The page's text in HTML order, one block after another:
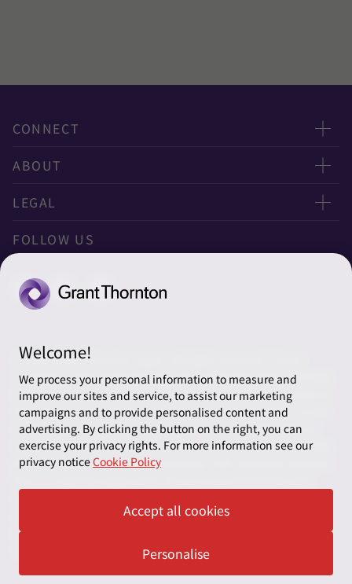
CONNECT
お問い合わせ
ニュースレター申し込み
グローバル
グローバルリーチ
ABOUT
太陽有限責任監査法人
太陽グラントソントン税理士法人
太陽グラントソントン株式会社
株式会社サンライズ・アカウンティング・インターナショ
ナル
一般社団法人太陽グラントソントン
採用情報
News＆Topics
LEGAL
利用規約
ソーシャルメディアポリシー
FOLLOW US
© 2026 Grant Thornton Japan. All rights reserved. “Grant
Thornton” refers to the brand under which the Grant Thornton
member firms provide assurance, tax and advisory services to
their clients and/or refers to one or more member firms, as the
context requires. Grant Thornton Japan is a member firm of
Grant Thornton International Ltd (GTIL). GTIL and the member
firms are not a worldwide partnership. GTIL and each member
and its member firms are not agents of, and do not obligate,
one another and are not liable for one another’s acts or
Welcome!
We process your personal information to measure and
improve our sites and service, to assist our marketing
campaigns and to provide personalised content and
advertising. By clicking the button on the right, you can
exercise your privacy rights. For more information see our
privacy noticeCookie Policy
Accept all cookies
Personalise